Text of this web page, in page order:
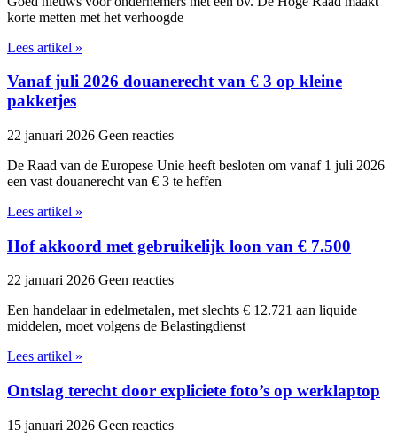
korte metten met het verhoogde
Lees artikel »
Vanaf juli 2026 douanerecht van € 3 op kleine
pakketjes
22 januari 2026 Geen reacties
De Raad van de Europese Unie heeft besloten om vanaf 1 juli 2026
een vast douanerecht van € 3 te heffen
Lees artikel »
Hof akkoord met gebruikelijk loon van € 7.500
22 januari 2026 Geen reacties
Een handelaar in edelmetalen, met slechts € 12.721 aan liquide
middelen, moet volgens de Belastingdienst
Lees artikel »
Ontslag terecht door expliciete foto’s op werklaptop
15 januari 2026 Geen reacties